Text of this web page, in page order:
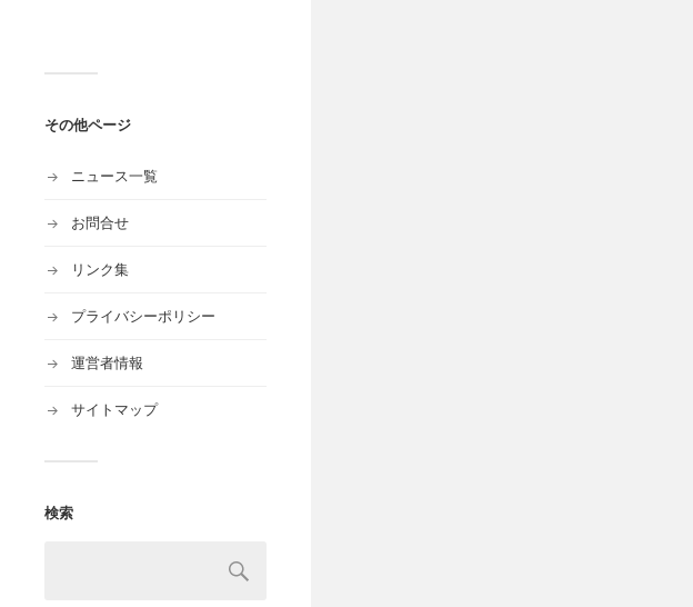
その他ページ
ニュース一覧
お問合せ
リンク集
プライバシーポリシー
運営者情報
サイトマップ
検索